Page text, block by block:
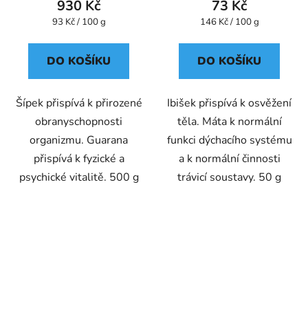
930 Kč
Měrná
93 Kč / 100 g
DO KOŠÍKU
Šípek přispívá k přirozené
obranyschopnosti
organizmu. Guarana
přispívá k fyzické a
psychické vitalitě. 500 g
73 Kč
Měrná
146 Kč / 100 g
DO KOŠÍKU
Ibišek přispívá k osvěžení
těla. Máta k normální
funkci dýchacího systému
a k normální činnosti
trávicí soustavy. 50 g